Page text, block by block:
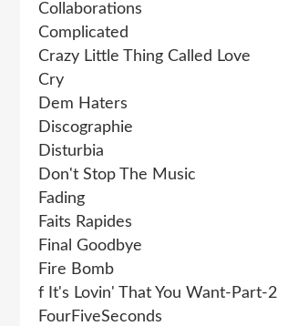
Collaborations
Complicated
Crazy Little Thing Called Love
Cry
Dem Haters
Discographie
Disturbia
Don't Stop The Music
Fading
Faits Rapides
Final Goodbye
Fire Bomb
f It's Lovin' That You Want-Part-2
FourFiveSeconds